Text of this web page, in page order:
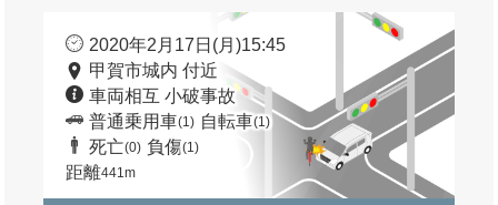
2020年2月17日(月)15:45
甲賀市城内 付近
車両相互 小破事故
普通乗用車(1) 自転車(1)
死亡(0) 負傷(1)
距離441m